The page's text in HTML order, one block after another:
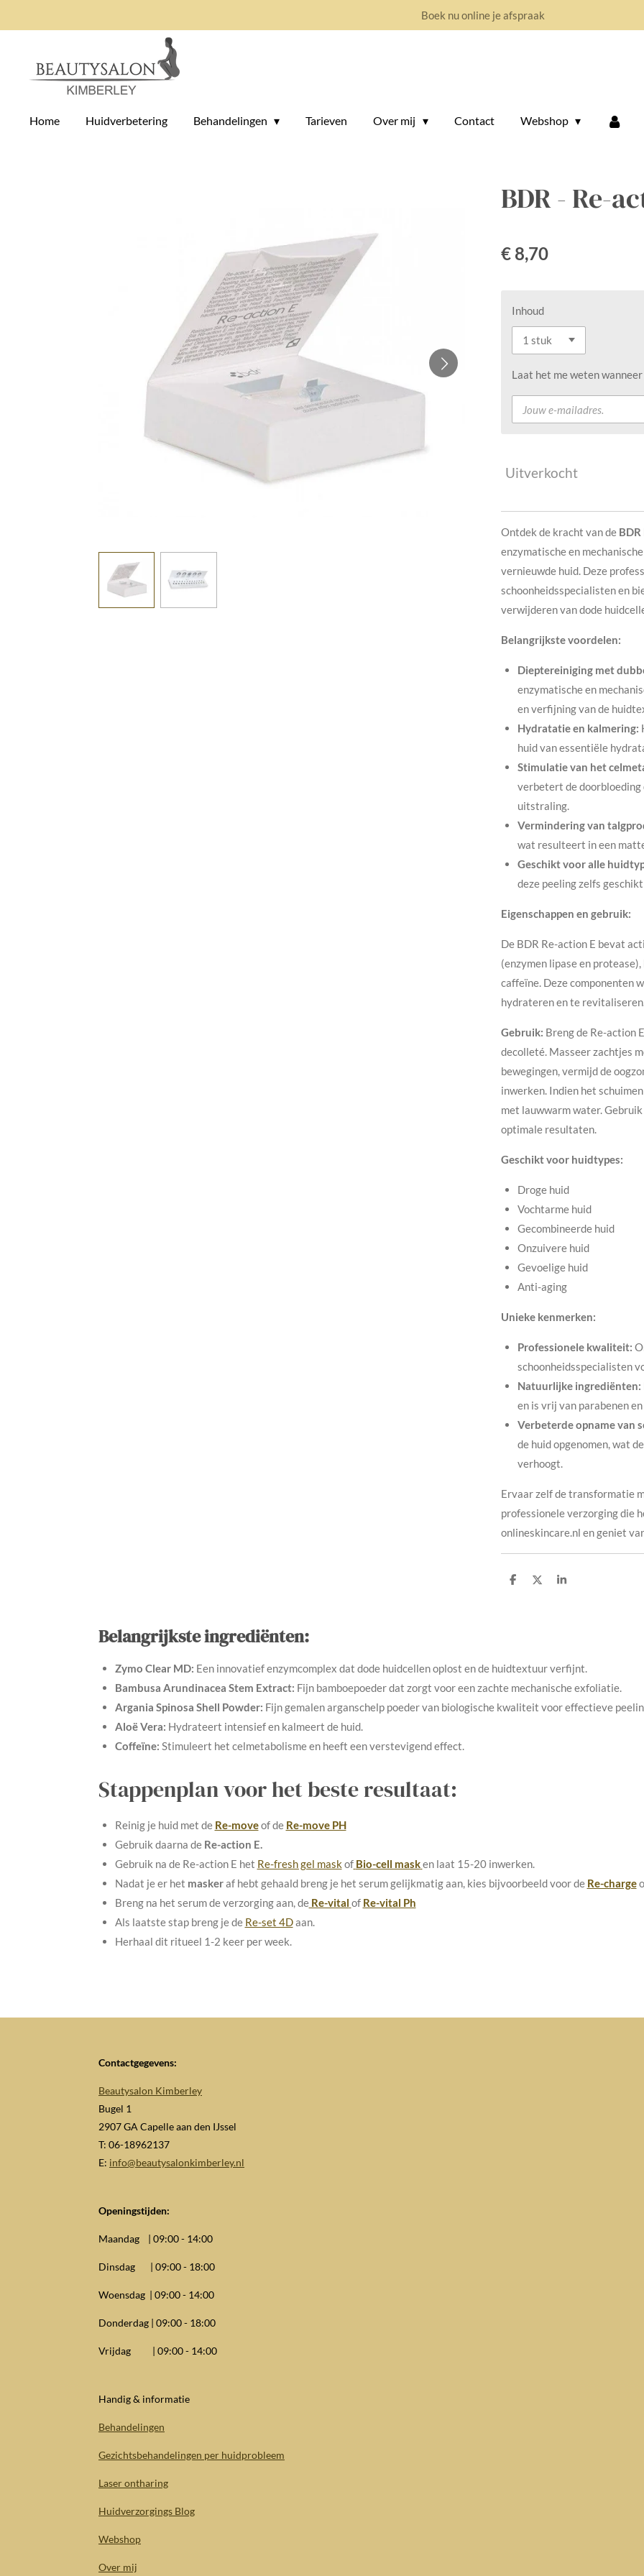
hoofdinhoud
Boek nu online je afspraak
Home Huidverbetering Behandelingen Tarieven Over mij Contact Webshop
BDR - Re-
€ 8,70
Inhoud
Laat het me weten
Uitverkocht
Ontdek de kracht van de BDR
enzymatische en
vernieuwde huid. Deze
schoonheidsspecialisten en
verwijderen van dode
Belangrijkste voordelen:
Dieptereiniging met
enzymatische en
en verfijning van de
Hydratatie en kalmering:
huid van essentiële
Stimulatie van het
verbetert de doorbloeding
uitstraling.
Vermindering van
wat resulteert in een
Geschikt voor alle
deze peeling zelfs
Eigenschappen en gebruik:
De BDR Re-action E bevat
(enzymen lipase en
caffeïne. Deze componenten
hydrateren en te
Gebruik: Breng de Re-action
decolleté. Masseer zachtjes
bewegingen, vermijd de
inwerken. Indien het
met lauwwarm water.
optimale resultaten.
Geschikt voor huidtypes:
Droge huid
Vochtarme huid
Gecombineerde huid
Onzuivere huid
Gevoelige huid
Anti-aging
Unieke kenmerken:
Professionele kwaliteit:
schoonheidsspecialisten
Natuurlijke ingrediënten:
en is vrij van parabenen
Verbeterde opname van
de huid opgenomen, wat
verhoogt.
Ervaar zelf de transformatie
professionele verzorging die
onlineskincare.nl en geniet
D
D
S
Belangrijkste ingrediënten:
Zymo Clear MD: Een innovatief enzymcomplex dat dode huidcellen oplost en de huidtextuur verfijnt.
Bambusa Arundinacea Stem Extract: Fijn bamboepoeder dat zorgt voor een zachte mechanische exfoliatie.
Argania Spinosa Shell Powder: Fijn gemalen arganschelp poeder van biologische kwaliteit voor effectieve
Aloë Vera: Hydrateert intensief en kalmeert de huid.
Coffeïne: Stimuleert het celmetabolisme en heeft een verstevigend effect.
Stappenplan voor het beste resultaat:
Reinig je huid met de Re-moveof de Re-move PH
Gebruik daarna de Re-action E.
Gebruik na de Re-action E het Re-fresh gel maskof Bio-cell masken laat 15-20 inwerken.
Nadat je er het maskeraf hebt gehaald breng je het serum gelijkmatig aan, kies bijvoorbeeld voor de Re-charge
Breng na het serum de verzorging aan, deRe-vital of Re-vital Ph
Als laatste stap breng je de Re-set 4Daan.
Herhaal dit ritueel 1-2 keer per week.
Contactgegevens:
Beautysalon Kimberley
Bugel 1
2907 GA Capelle aan den IJssel
T: 06-18962137
E: info@beautysalonkimberley.nl
Openingstijden:
Maandag | 09:00 - 14:00
Dinsdag | 09:00 - 18:00
Woensdag | 09:00 - 14:00
Donderdag | 09:00 - 18:00
Vrijdag | 09:00 - 14:00
Handig & informatie
Behandelingen
Gezichtsbehandelingen per huidprobleem
Laser ontharing
Huidverzorgings Blog
Webshop
Over mij